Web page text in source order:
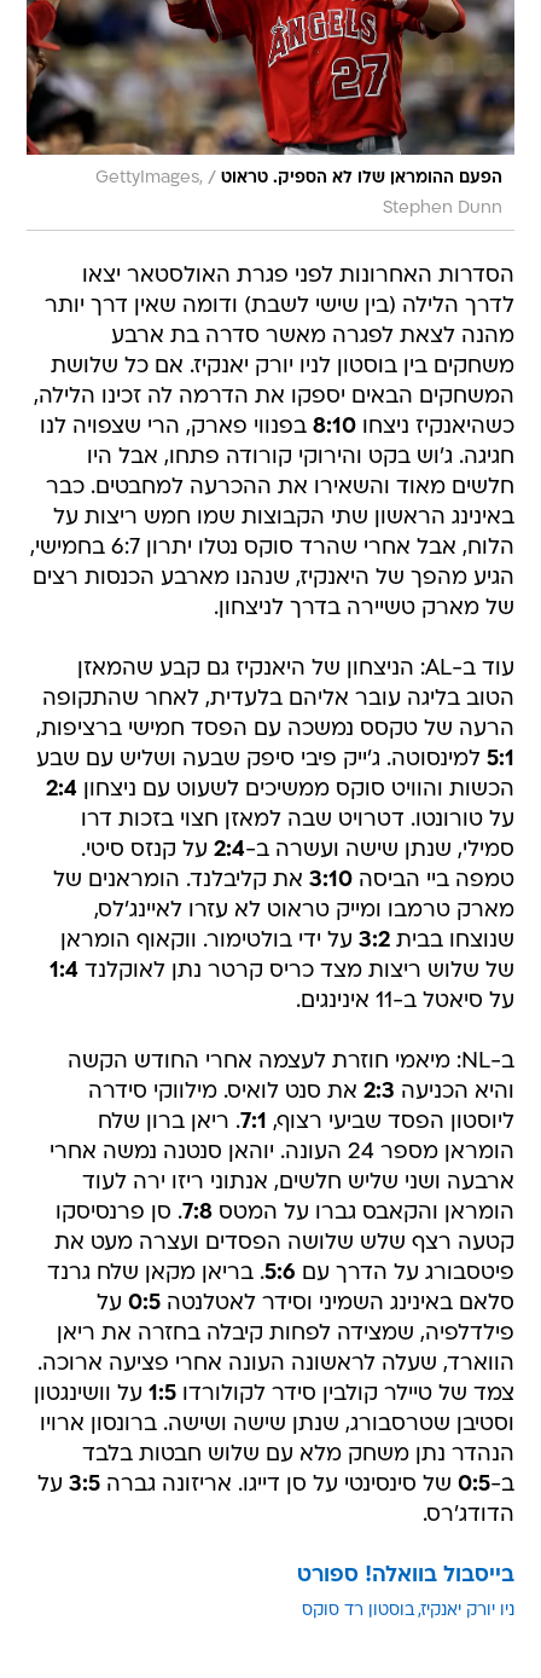
הפעם ההומראן שלו לא הספיק. טראוט /
GettyImages,
Stephen Dunn
הסדרות האחרונות לפני פגרת האולסטאר יצאו
לדרך הלילה (בין שישי לשבת) ודומה שאין דרך יותר
מהנה לצאת לפגרה מאשר סדרה בת ארבע
משחקים בין בוסטון לניו יורק יאנקיז. אם כל שלושת
המשחקים הבאים יספקו את הדרמה לה זכינו הלילה,
כשהיאנקיז ניצחו8:10 בפנווי פארק, הרי שצפויה לנו
חגיגה. ג'וש בקט והירוקי קורודה פתחו, אבל היו
חלשים מאוד והשאירו את ההכרעה למחבטים. כבר
באינינג הראשון שתי הקבוצות שמו חמש ריצות על
הלוח, אבל אחרי שהרד סוקס נטלו יתרון 6:7 בחמישי,
הגיע מהפך של היאנקיז, שנהנו מארבע הכנסות רצים
של מארק טשיירה בדרך לניצחון.
עוד ב-AL: הניצחון של היאנקיז גם קבע שהמאזן
הטוב בליגה עובר אליהם בלעדית, לאחר שהתקופה
הרעה של טקסס נמשכה עם הפסד חמישי ברציפות,
5:1 למינסוטה. ג'ייק פיבי סיפק שבעה ושליש עם שבע
הכשות והוויט סוקס ממשיכים לשעוט עם ניצחון 2:4
על טורונטו. דטרויט שבה למאזן חצוי בזכות דרו
סמילי, שנתן שישה ועשרה ב-2:4 על קנזס סיטי.
טמפה ביי הביסה3:10 את קליבלנד. הומראנים של
מארק טרמבו ומייק טראוט לא עזרו לאיינג'לס,
שנוצחו בבית3:2 על ידי בולטימור. ווקאוף הומראן
של שלוש ריצות מצד כריס קרטר נתן לאוקלנד 1:4
על סיאטל ב-11 אינינגים.
ב-NL: מיאמי חוזרת לעצמה אחרי החודש הקשה
והיא הכניעה 2:3 את סנט לואיס. מילווקי סידרה
ליוסטון הפסד שביעי רצוף, 7:1. ריאן ברון שלח
הומראן מספר 24 העונה. יוהאן סנטנה נמשה אחרי
ארבעה ושני שליש חלשים, אנתוני ריזו ירה לעוד
הומראן והקאבס גברו על המטס7:8. סן פרנסיסקו
קטעה רצף שלש שלושה הפסדים ועצרה מעט את
פיטסבורג על הדרך עם 5:6. בריאן מקאן שלח גרנד
סלאם באינינג השמיני וסידר לאטלנטה0:5 על
פילדלפיה, שמצידה לפחות קיבלה בחזרה את ריאן
הווארד, שעלה לראשונה העונה אחרי פציעה ארוכה.
צמד של טיילר קולבין סידר לקולורדו1:5 על וושינגטון
וסטיבן שטרסבורג, שנתן שישה ושישה. ברונסון ארויו
הנהדר נתן משחק מלא עם שלוש חבטות בלבד
ב-0:5 של סינסינטי על סן דייגו. אריזונה גברה3:5 על
הדודג'רס.
בייסבול בוואלה! ספורט
ניו יורק יאנקיז בוסטון רד סוקס